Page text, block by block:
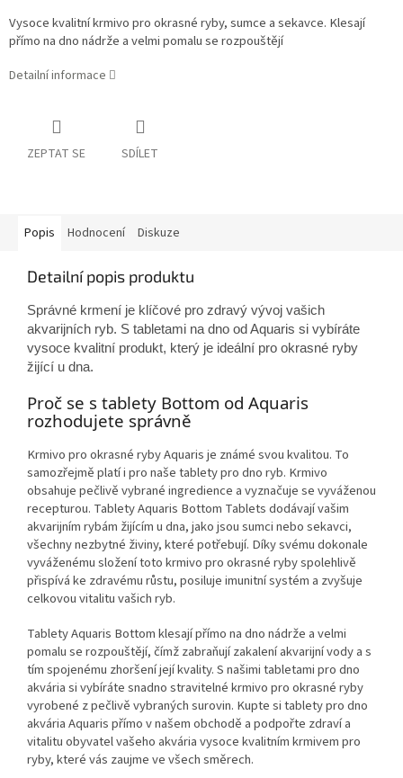
Vysoce kvalitní krmivo pro okrasné ryby, sumce a sekavce. Klesají
přímo na dno nádrže a velmi pomalu se rozpouštějí
Detailní informace
ZEPTAT SE SDÍLET
Popis Hodnocení Diskuze
Detailní popis produktu
Správné krmení je klíčové pro zdravý vývoj vašich
akvarijních ryb. S tabletami na dno od Aquaris si vybíráte
vysoce kvalitní produkt, který je ideální pro okrasné ryby
žijící u dna.
Proč se s tablety Bottom od Aquaris
rozhodujete správně
Krmivo pro okrasné ryby Aquaris je známé svou kvalitou. To
samozřejmě platí i pro naše tablety pro dno ryb. Krmivo
obsahuje pečlivě vybrané ingredience a vyznačuje se vyváženou
recepturou. Tablety Aquaris Bottom Tablets dodávají vašim
akvarijním rybám žijícím u dna, jako jsou sumci nebo sekavci,
všechny nezbytné živiny, které potřebují. Díky svému dokonale
vyváženému složení toto krmivo pro okrasné ryby spolehlivě
přispívá ke zdravému růstu, posiluje imunitní systém a zvyšuje
celkovou vitalitu vašich ryb.
Tablety Aquaris Bottom klesají přímo na dno nádrže a velmi
pomalu se rozpouštějí, čímž zabraňují zakalení akvarijní vody a s
tím spojenému zhoršení její kvality. S našimi tabletami pro dno
akvária si vybíráte snadno stravitelné krmivo pro okrasné ryby
vyrobené z pečlivě vybraných surovin. Kupte si tablety pro dno
akvária Aquaris přímo v našem obchodě a podpořte zdraví a
vitalitu obyvatel vašeho akvária vysoce kvalitním krmivem pro
ryby, které vás zaujme ve všech směrech.